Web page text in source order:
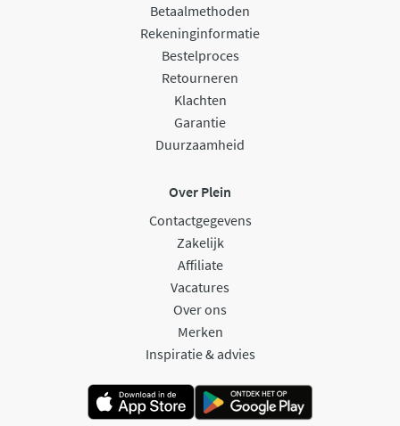
Betaalmethoden
Rekeninginformatie
Bestelproces
Retourneren
Klachten
Garantie
Duurzaamheid
Over Plein
Contactgegevens
Zakelijk
Affiliate
Vacatures
Over ons
Merken
Inspiratie & advies